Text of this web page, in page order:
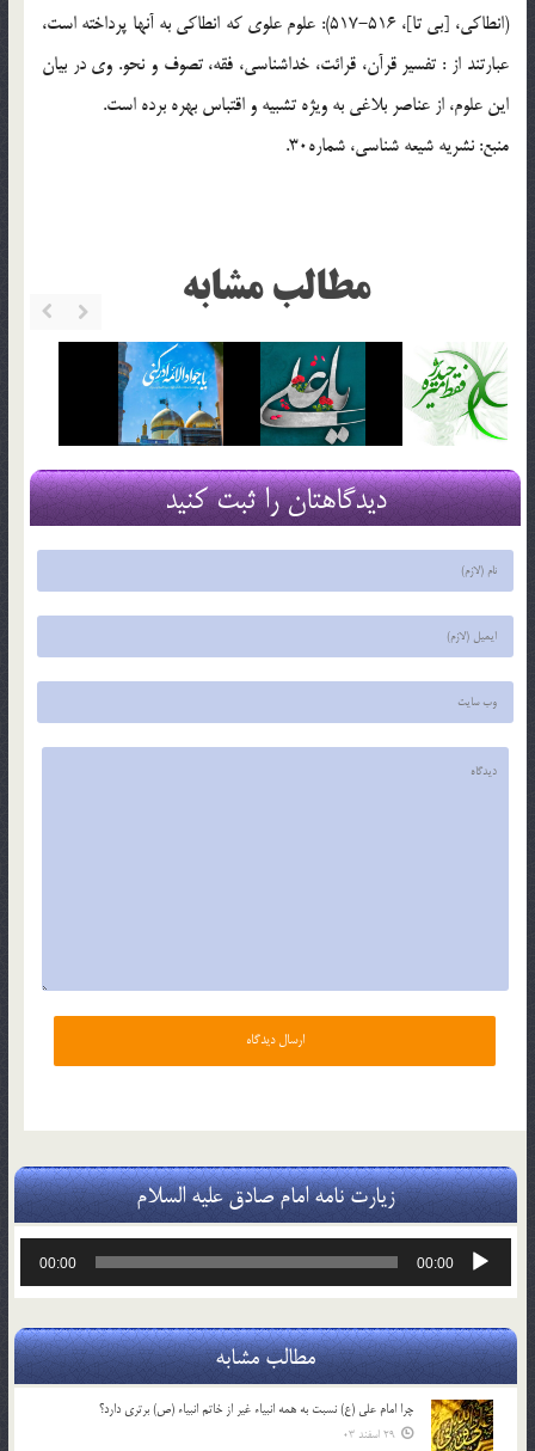
(انطاکی، [بی تا]، 516-517): علوم علوی که انطاکی به آنها پرداخته است،
عبارتند از : تفسیر قرآن، قرائت، خداشناسی، فقه، تصوف و نحو. وی در بیان
این علوم، از عناصر بلاغی به ویژه تشبیه و اقتباس بهره برده است.
منبع: نشریه شیعه شناسی، شماره30.
مطالب مشابه
دیدگاهتان را ثبت کنید
زیارت نامه امام صادق علیه السلام
پخش‌کننده
00:00
00:00
مطالب مشابه
چرا امام علی (ع) نسبت به همه انبیاء غیر از خاتم انبیاء (ص) برتری دارد؟
29 اسفند 03